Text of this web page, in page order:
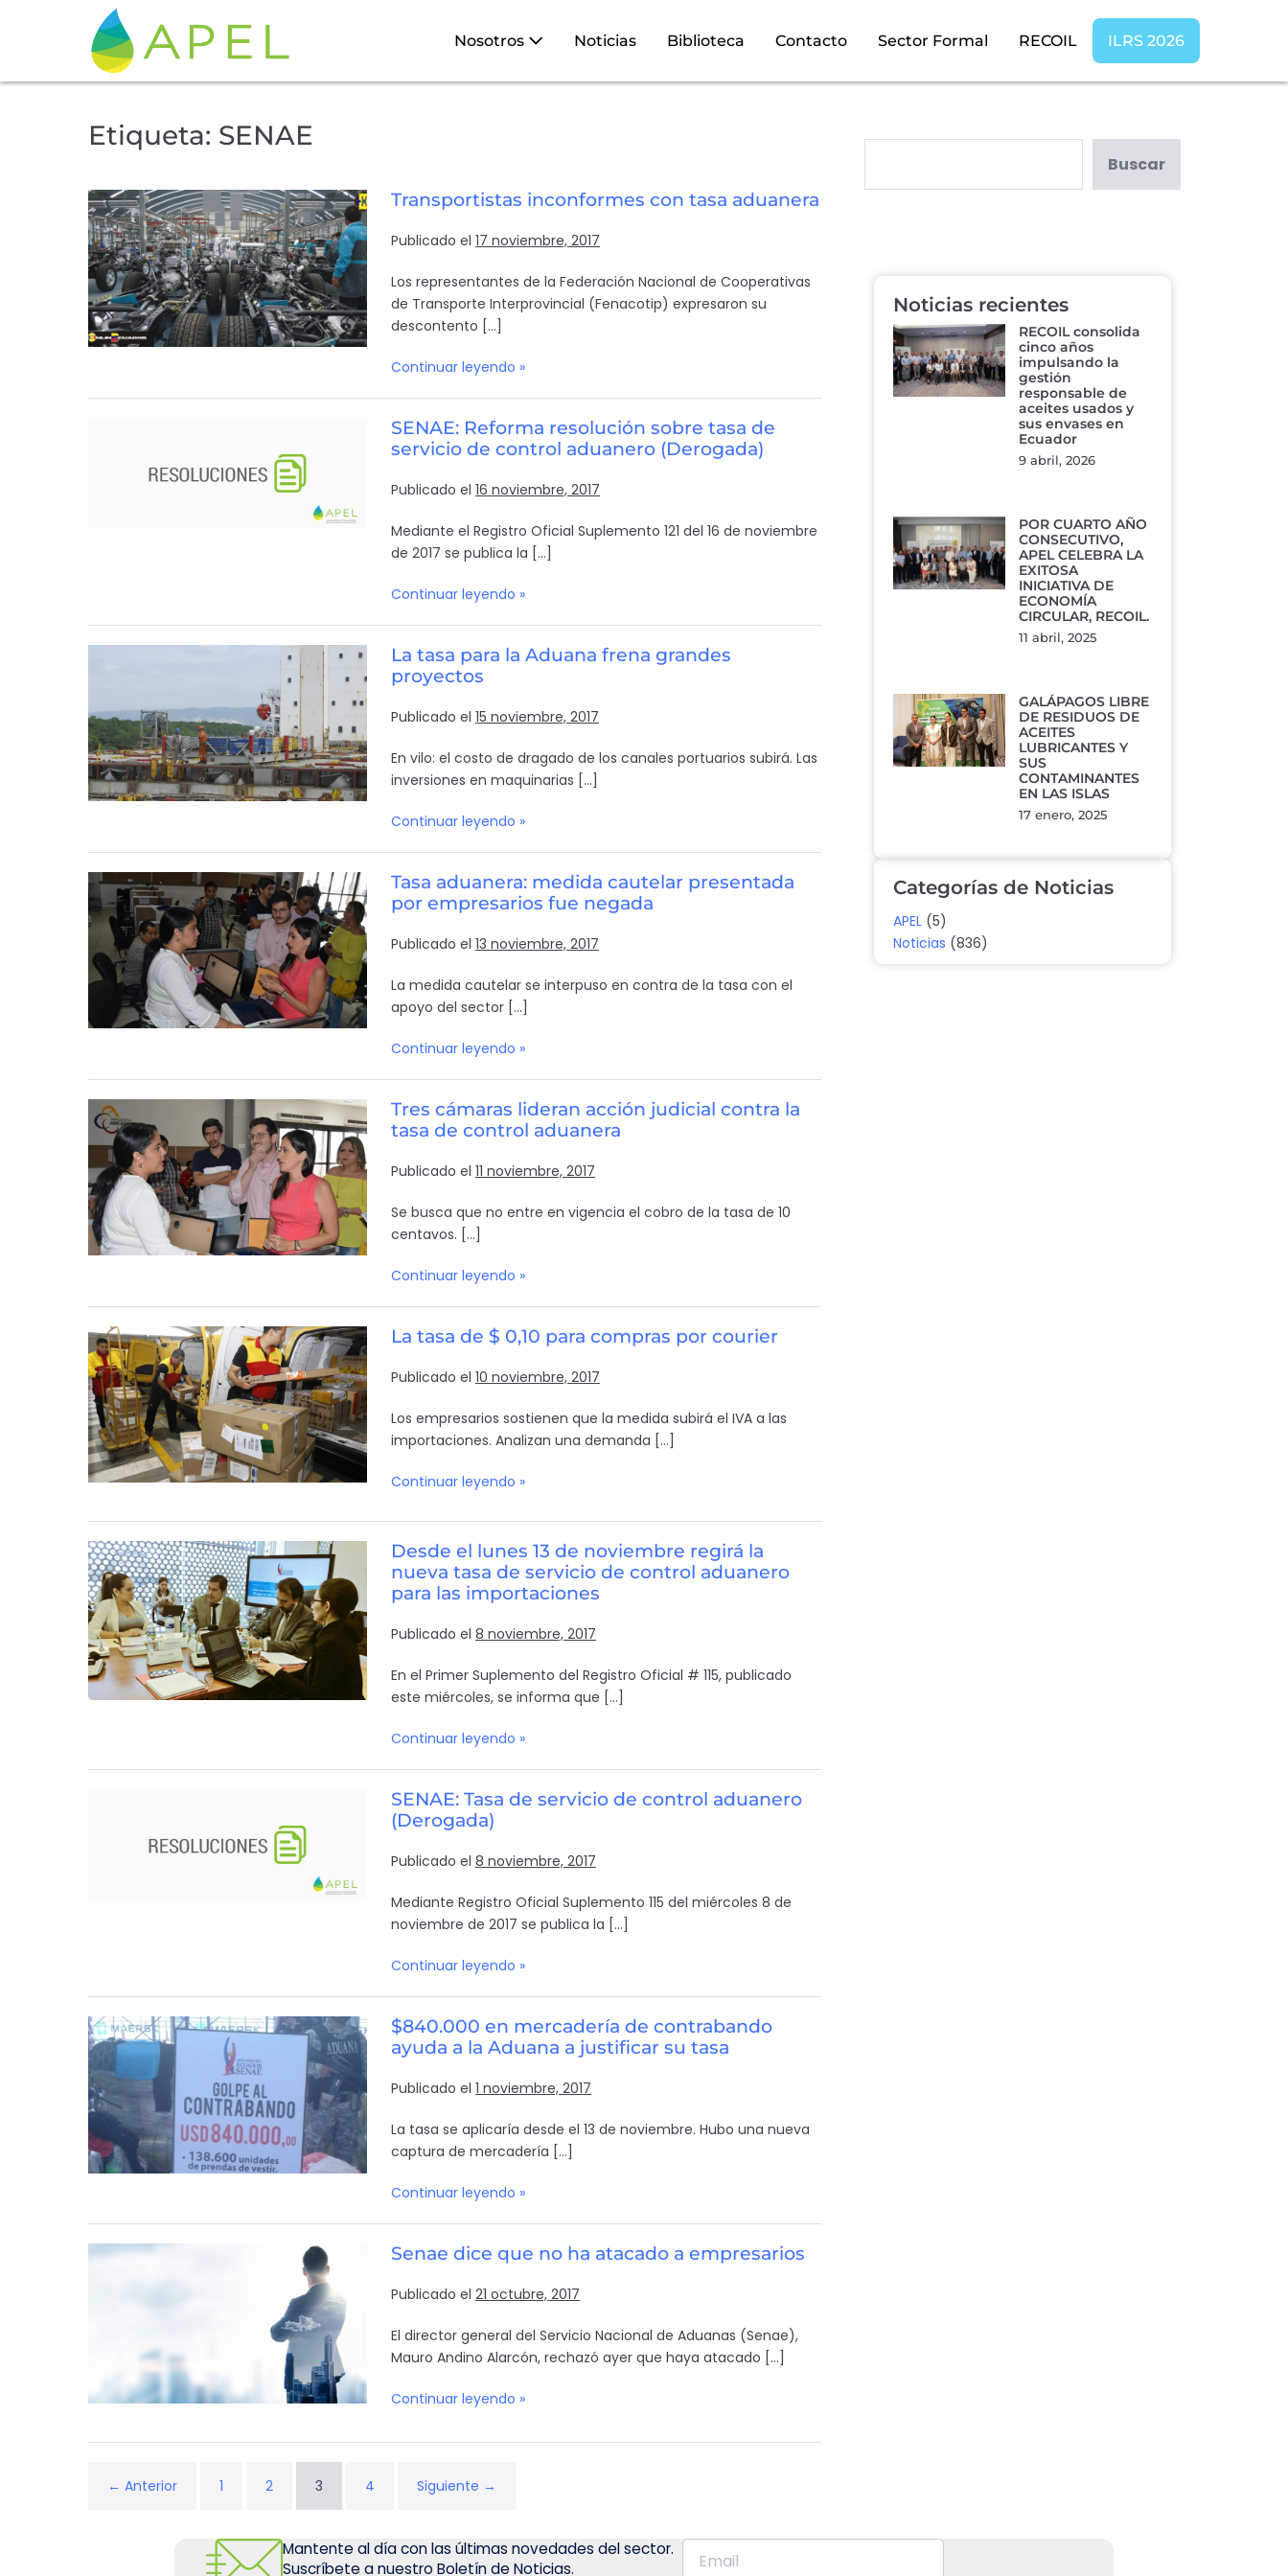
Nosotros Noticias Biblioteca Contacto Sector Formal RECOIL ILRS 2026
Etiqueta: SENAE
Transportistas inconformes con tasa aduanera
Publicado el 17 noviembre, 2017
Los representantes de la Federación Nacional de Cooperativas
de Transporte Interprovincial (Fenacotip) expresaron su
descontento […]
Continuar leyendo »
SENAE: Reforma resolución sobre tasa de
servicio de control aduanero (Derogada)
Publicado el 16 noviembre, 2017
Mediante el Registro Oficial Suplemento 121 del 16 de noviembre
de 2017 se publica la […]
Continuar leyendo »
La tasa para la Aduana frena grandes
proyectos
Publicado el 15 noviembre, 2017
En vilo: el costo de dragado de los canales portuarios subirá. Las
inversiones en maquinarias […]
Continuar leyendo »
Tasa aduanera: medida cautelar presentada
por empresarios fue negada
Publicado el 13 noviembre, 2017
La medida cautelar se interpuso en contra de la tasa con el
apoyo del sector […]
Continuar leyendo »
Tres cámaras lideran acción judicial contra la
tasa de control aduanera
Publicado el 11 noviembre, 2017
Se busca que no entre en vigencia el cobro de la tasa de 10
centavos. […]
Continuar leyendo »
La tasa de $ 0,10 para compras por courier
Publicado el 10 noviembre, 2017
Los empresarios sostienen que la medida subirá el IVA a las
importaciones. Analizan una demanda […]
Continuar leyendo »
Desde el lunes 13 de noviembre regirá la
nueva tasa de servicio de control aduanero
para las importaciones
Publicado el 8 noviembre, 2017
En el Primer Suplemento del Registro Oficial # 115, publicado
este miércoles, se informa que […]
Continuar leyendo »
SENAE: Tasa de servicio de control aduanero
(Derogada)
Publicado el 8 noviembre, 2017
Mediante Registro Oficial Suplemento 115 del miércoles 8 de
noviembre de 2017 se publica la […]
Continuar leyendo »
$840.000 en mercadería de contrabando
ayuda a la Aduana a justificar su tasa
Publicado el 1 noviembre, 2017
La tasa se aplicaría desde el 13 de noviembre. Hubo una nueva
captura de mercadería […]
Continuar leyendo »
Senae dice que no ha atacado a empresarios
Publicado el 21 octubre, 2017
El director general del Servicio Nacional de Aduanas (Senae),
Mauro Andino Alarcón, rechazó ayer que haya atacado […]
Continuar leyendo »
← Anterior 1 2 3 4 Siguiente →
Buscar
Noticias recientes
RECOIL consolida
cinco años
impulsando la
gestión
responsable de
aceites usados y
sus envases en
Ecuador
9 abril, 2026
POR CUARTO AÑO
CONSECUTIVO,
APEL CELEBRA LA
EXITOSA
INICIATIVA DE
ECONOMÍA
CIRCULAR, RECOIL.
11 abril, 2025
GALÁPAGOS LIBRE
DE RESIDUOS DE
ACEITES
LUBRICANTES Y
SUS
CONTAMINANTES
EN LAS ISLAS
17 enero, 2025
Categorías de Noticias
APEL(5)
Noticias (836)
Mantente al día con las últimas novedades del sector.
Suscríbete a nuestro Boletín de Noticias.